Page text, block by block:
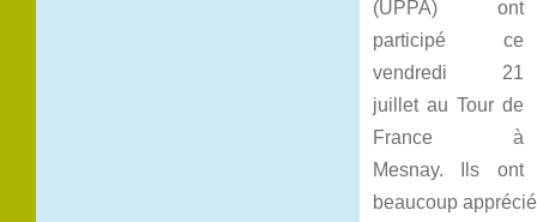
(UPPA) ont
participé ce
vendredi 21
juillet au Tour de
France à
Mesnay. Ils ont
beaucoup